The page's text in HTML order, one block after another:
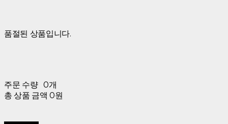
품절된 상품입니다.
주문 수량 0개
총 상품 금액 0원